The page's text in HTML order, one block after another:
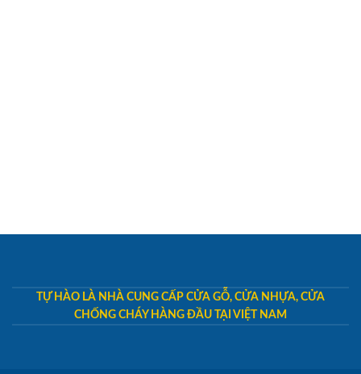
TỰ HÀO LÀ NHÀ CUNG CẤP CỬA GỖ, CỬA NHỰA, CỬA
CHỐNG CHÁY HÀNG ĐẦU TẠI VIỆT NAM